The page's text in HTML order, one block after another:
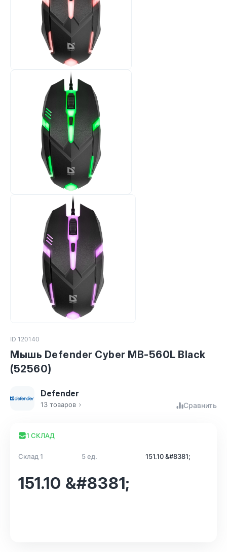
ID 120140
Мышь Defender Cyber MB-560L Black
(52560)
Defender
13 товаров Сравнить
1 СКЛАД
Склад 1 5 ед. 151.10 &#8381;
151.10 &#8381;